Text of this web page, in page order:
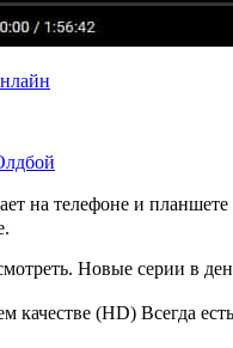
на телефоне и
Новые серии в
качестве (HD) Всегда